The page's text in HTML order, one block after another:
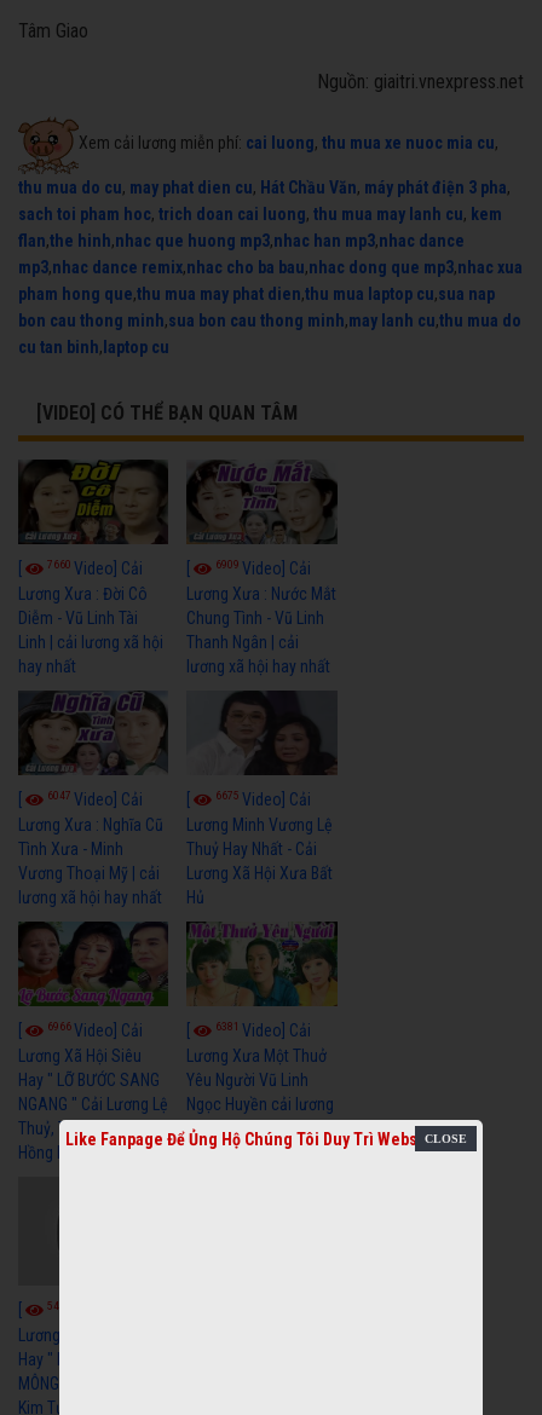
Tâm Giao
Nguồn: giaitri.vnexpress.net
Xem cải lương miễn phí: cai luong, thu mua xe nuoc mia cu,
thu mua do cu, may phat dien cu, Hát Chầu Văn, máy phát điện 3 pha,
sach toi pham hoc, trich doan cai luong, thu mua may lanh cu, kem
flan,the hinh,nhac que huong mp3,nhac han mp3,nhac dance
mp3,nhac dance remix,nhac cho ba bau,nhac dong que mp3,nhac xua
pham hong que,thu mua may phat dien,thu mua laptop cu,sua nap
bon cau thong minh,sua bon cau thong minh,may lanh cu,thu mua do
cu tan binh, laptop cu
[VIDEO] CÓ THỂ BẠN QUAN TÂM
7660 Video] Cải
Lương Xưa : Đời Cô
Diễm - Vũ Linh Tài
Linh | cải lương xã hội
hay nhất
6909Video] Cải
Lương Xưa : Nước Mắt
Chung Tình - Vũ Linh
Thanh Ngân | cải
lương xã hội hay nhất
6047 Video] Cải
Lương Xưa : Nghĩa Cũ
Tình Xưa - Minh
Vương Thoại Mỹ | cải
lương xã hội hay nhất
6675Video] Cải
Lương Minh Vương Lệ
Thuỷ Hay Nhất - Cải
Lương Xã Hội Xưa Bất
Hủ
6966Video] Cải
Lương Xã Hội Siêu
Hay " LỠ BƯỚC SANG
NGANG " Cải Lương Lệ
Thuỷ, Thanh Tuấn,
Hồng Nga
6381Video] Cải
Lương Xưa Một Thuở
Yêu Người Vũ Linh
Ngọc Huyền cải lương
xã hội hay nhất
5457
Lương Xã Hội Siêu
Hay " BỂ HẬN MÊNH
MÔNG " Cải Lương
Kim Tử Long, Thanh
Like Fanpage Để Ủng Hộ Chúng Tôi Duy Trì Website